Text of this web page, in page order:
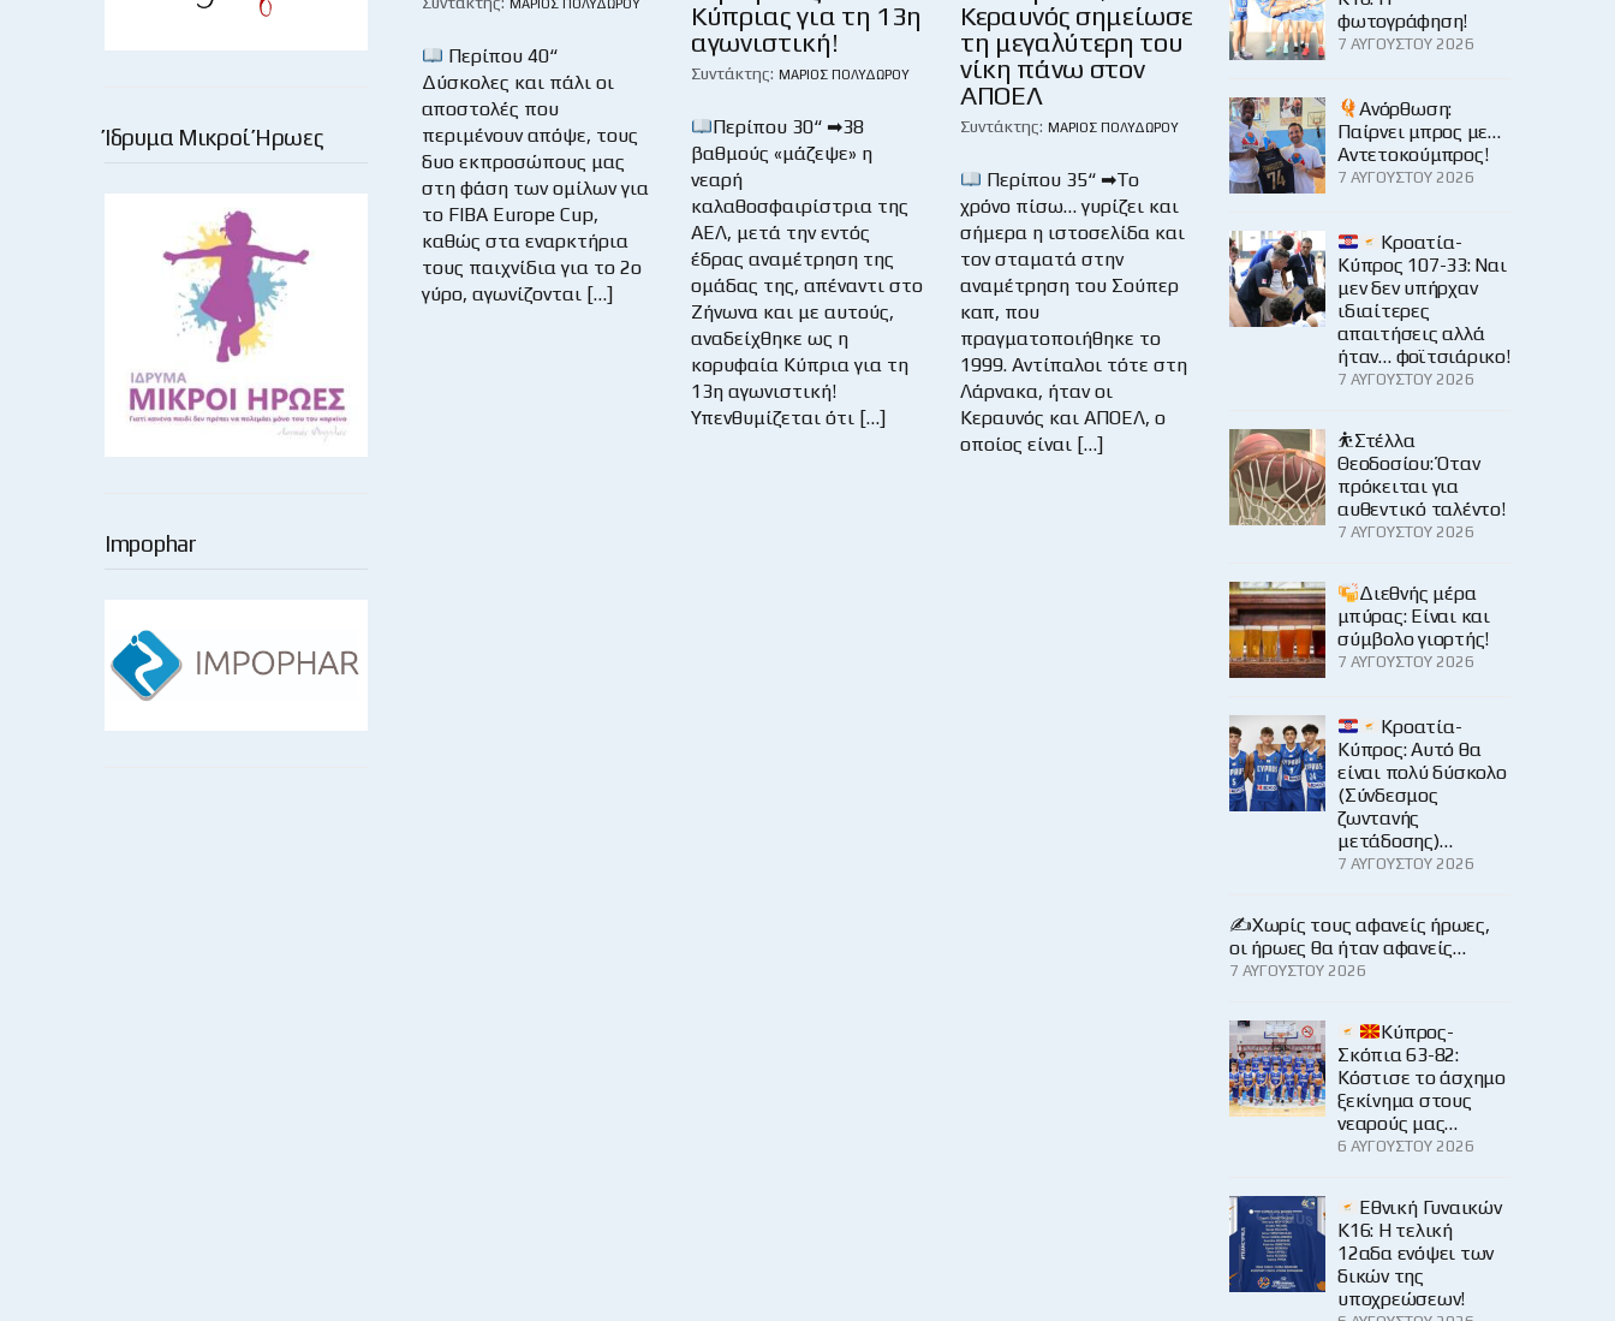
Ίδρυμα Μικροί Ήρωες
Impophar
ΜΆΡΙΟΣ ΠΟΛΥΔΏΡΟΥ
Περίπου 40“
Δύσκολες και πάλι οι
αποστολές που
περιμένουν απόψε, τους
δυο εκπροσώπους μας
στη φάση των ομίλων για
το FIBA Europe Cup,
καθώς στα εναρκτήρια
τους παιχνίδια για το 2ο
γύρο, αγωνίζονται […]
Κύπριας για τη 13η
αγωνιστική!
Συντάκτης: ΜΆΡΙΟΣ ΠΟΛΥΔΏΡΟΥ
Περίπου 30“ ➡38
βαθμούς «μάζεψε» η
νεαρή
καλαθοσφαιρίστρια της
ΑΕΛ, μετά την εντός
έδρας αναμέτρηση της
ομάδας της, απέναντι στο
Ζήνωνα και με αυτούς,
αναδείχθηκε ως η
κορυφαία Κύπρια για τη
13η αγωνιστική!
Υπενθυμίζεται ότι […]
Κεραυνός σημείωσε
τη μεγαλύτερη του
νίκη πάνω στον
ΑΠΟΕΛ
Συντάκτης: ΜΆΡΙΟΣ ΠΟΛΥΔΏΡΟΥ
Περίπου 35“ ➡Το
χρόνο πίσω… γυρίζει και
σήμερα η ιστοσελίδα και
τον σταματά στην
αναμέτρηση του Σούπερ
καπ, που
πραγματοποιήθηκε το
1999. Αντίπαλοι τότε στη
Λάρνακα, ήταν οι
Κεραυνός και ΑΠΟΕΛ, ο
οποίος είναι […]
φωτογράφηση!
7 ΑΥΓΟΎΣΤΟΥ 2026
Ανόρθωση:
Παίρνει μπρος με…
Αντετοκούμπρος!
7 ΑΥΓΟΎΣΤΟΥ 2026
Κροατία-
Κύπρος 107-33: Ναι
μεν δεν υπήρχαν
ιδιαίτερες
απαιτήσεις αλλά
ήταν… φοϊτσιάρικο!
7 ΑΥΓΟΎΣΤΟΥ 2026
⛹️Στέλλα
Θεοδοσίου: Όταν
πρόκειται για
αυθεντικό ταλέντο!
7 ΑΥΓΟΎΣΤΟΥ 2026
Διεθνής μέρα
μπύρας: Είναι και
σύμβολο γιορτής!
7 ΑΥΓΟΎΣΤΟΥ 2026
Κροατία-
Κύπρος: Αυτό θα
είναι πολύ δύσκολο
(Σύνδεσμος
ζωντανής
μετάδοσης)…
7 ΑΥΓΟΎΣΤΟΥ 2026
✍️Χωρίς τους αφανείς ήρωες,
οι ήρωες θα ήταν αφανείς…
7 ΑΥΓΟΎΣΤΟΥ 2026
Κύπρος-
Σκόπια 63-82:
Κόστισε το άσχημο
ξεκίνημα στους
νεαρούς μας…
6 ΑΥΓΟΎΣΤΟΥ 2026
Εθνική Γυναικών
Κ16: Η τελική
12αδα ενόψει των
δικών της
υποχρεώσεων!